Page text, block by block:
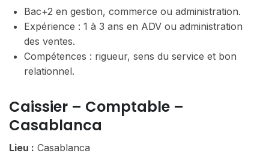
Bac+2 en gestion, commerce ou administration.
Expérience : 1 à 3 ans en ADV ou administration
des ventes.
Compétences : rigueur, sens du service et bon
relationnel.
Caissier – Comptable –
Casablanca
Lieu : Casablanca